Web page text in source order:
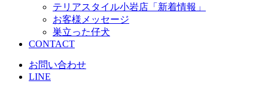
テリアスタイル小岩店「新着情報」
お客様メッセージ
巣立った仔犬
CONTACT
お問い合わせ
LINE